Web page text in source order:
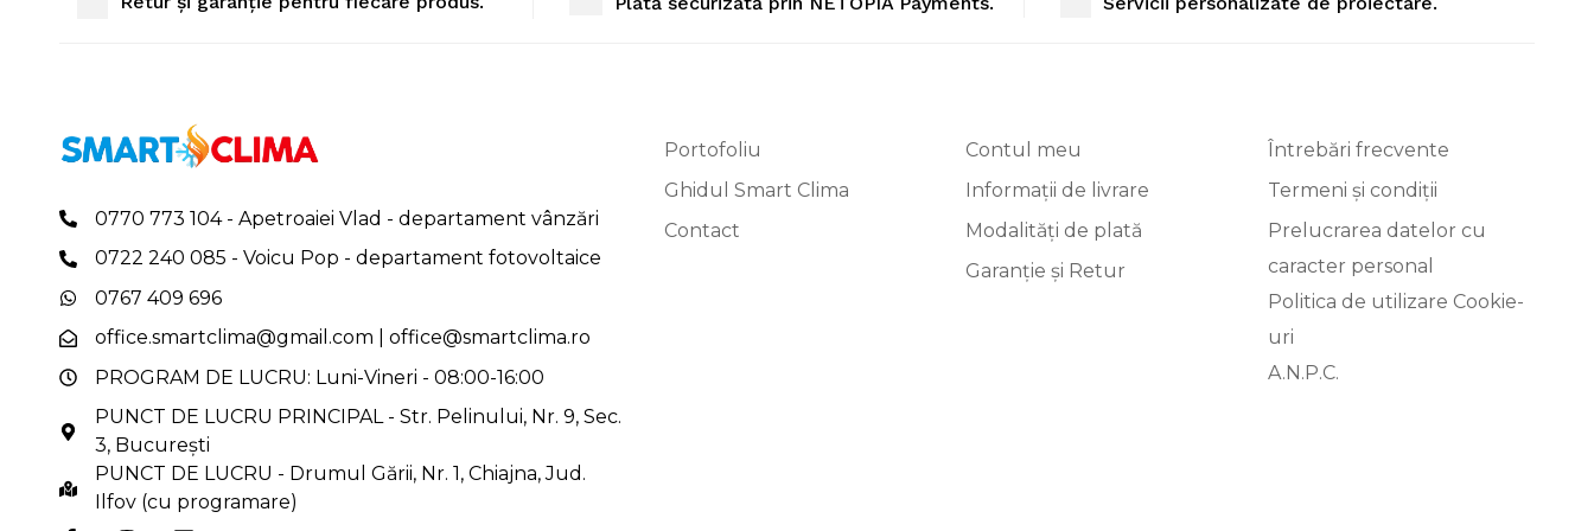
0770 773 104 - Apetroaiei Vlad - departament vânzări
0722 240 085 - Voicu Pop - departament fotovoltaice
0767 409 696
office.smartclima@gmail.com
office@smartclima.ro
PROGRAM DE LUCRU: Luni-Vineri - 08:00-16:00
PUNCT DE LUCRU PRINCIPAL - Str. Pelinului, Nr. 9, Sec.
3, București
PUNCT DE LUCRU - Drumul Gării, Nr. 1, Chiajna, Jud.
Ilfov (cu programare)
Portofoliu
Ghidul Smart Clima
Contact
Contul meu
Informații de livrare
Modalități de plată
Garanție și Retur
Întrebări frecvente
Termeni și condiții
Prelucrarea datelor cu
caracter personal
Politica de utilizare Cookie-
uri
A.N.P.C.